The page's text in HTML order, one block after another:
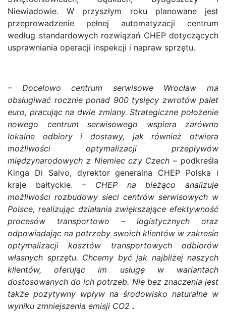
Niewiadowie. W przyszłym roku planowane jest
przeprowadzenie pełnej automatyzacji centrum
według standardowych rozwiązań CHEP dotyczących
usprawniania operacji inspekcji i napraw sprzętu.
– Docelowo centrum serwisowe Wrocław ma
obsługiwać rocznie ponad 900 tysięcy zwrotów palet
euro, pracując na dwie zmiany. Strategiczne położenie
nowego centrum serwisowego wspiera zarówno
lokalne odbiory i dostawy, jak również otwiera
możliwości optymalizacji przepływów
międzynarodowych z Niemiec czy Czech – podkreśla
Kinga Di Salvo, dyrektor generalna CHEP Polska i
kraje bałtyckie.– CHEP na bieżąco analizuje
możliwości rozbudowy sieci centrów serwisowych w
Polsce, realizując działania zwiększające efektywność
procesów transportowo – logistycznych oraz
odpowiadając na potrzeby swoich klientów w zakresie
optymalizacji kosztów transportowych odbiorów
własnych sprzętu. Chcemy być jak najbliżej naszych
klientów, oferując im usługę w wariantach
dostosowanych do ich potrzeb. Nie bez znaczenia jest
także pozytywny wpływ na środowisko naturalne w
wyniku zmniejszenia emisji CO2 .